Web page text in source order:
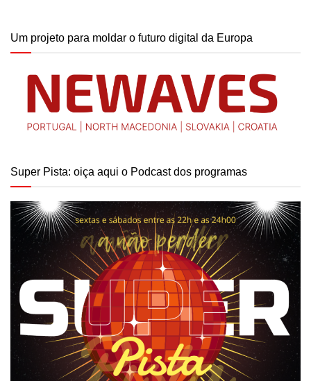
Um projeto para moldar o futuro digital da Europa
Super Pista: oiça aqui o Podcast dos programas